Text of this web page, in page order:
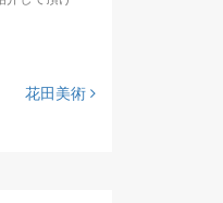
花田美術